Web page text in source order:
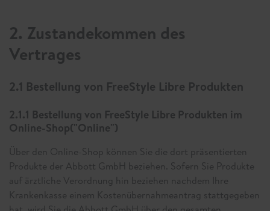
2. Zustandekommen des
Vertrages
2.1 Bestellung von FreeStyle Libre Produkten
2.1.1 Bestellung von FreeStyle Libre Produkten im
Online-Shop("Online")
Über den Online-Shop können Sie die dort präsentierten
Produkte der Abbott GmbH beziehen. Sofern Sie Produkte
auf ärztliche Verordnung hin beziehen nachdem Ihre
Krankenkasse einem Kostenübernahmeantrag stattgegeben